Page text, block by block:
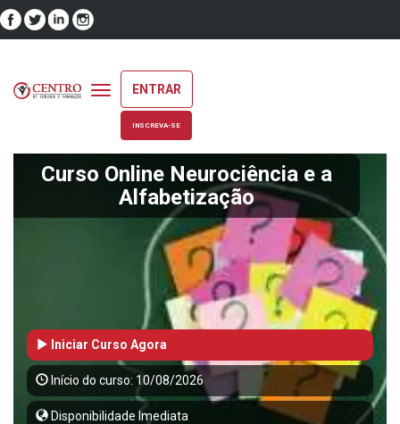
Toggle
navigation
ENTRAR
INSCREVA-SE
Curso Online Neurociência e a
Alfabetização
Iniciar Curso Agora
Início do curso: 10/08/2026
Disponibilidade Imediata